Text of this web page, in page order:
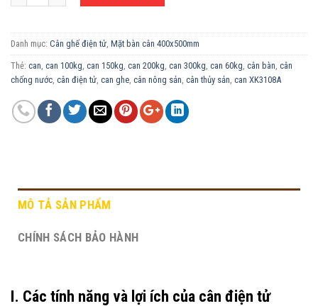
Danh mục: Cân ghế điện tử, Mặt bàn cân 400x500mm
Thẻ: can, can 100kg, can 150kg, can 200kg, can 300kg, can 60kg, cân bàn, cân
chống nước, cân điện tử, can ghe, cân nông sản, cân thủy sản, can XK3108A
MÔ TẢ SẢN PHẨM
CHÍNH SÁCH BẢO HÀNH
I. Các tính năng và lợi ích của cân điện tử